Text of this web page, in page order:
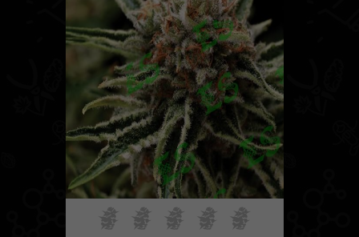
широтах, где растения освещаются солнцем
намного дольше, чем 12 часов в сутки.
Фотопериодные сорта конопли в таком режиме не
могут запустить цветение и, следовательно,
производить семена. Но рудералис оказался хитёр
и не стал руководствоваться длительностью
освещения. Взамен он стал вести отсчет дней с
момента прорастания и зацветать через месяц-
полтора после этого счастливого события.
Сам по себе рудералис не представляет значимого
интереса. Его рост в среднем до метра при
практически нулевом содержании ТГК, КБД и
прочих каннабиноидов. Однако механизм цветения
всерьёз заинтересовал селекционеров. Как
результат, на витринах сидбанков находятся
самые разнообразные стрэйны, скрещённые с
рудералисом. Они сохранили характерные
особенности своих сортовых предков и